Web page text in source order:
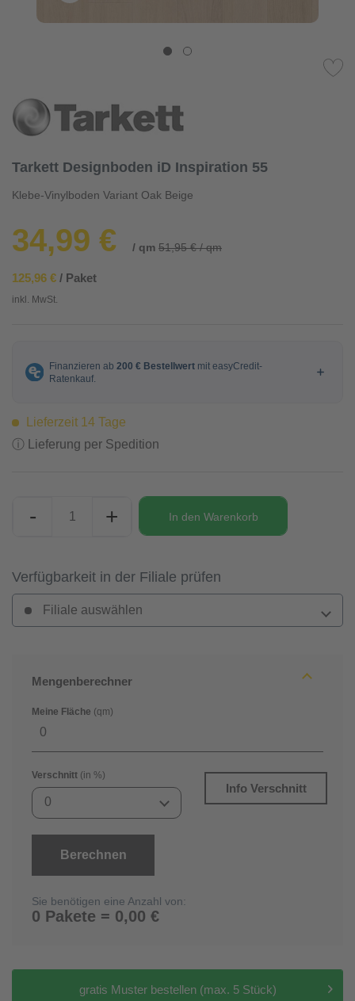
Tarkett Designboden iD Inspiration 55
Klebe-Vinylboden Variant Oak Beige
34,99 € / qm 51,95 € / qm
125,96 € / Paket
inkl. MwSt.
Lieferzeit 14 Tage
ⓘ Lieferung per Spedition
- + In den Warenkorb
Verfügbarkeit in der Filiale prüfen
Filiale auswählen
Mengenberechner
Meine Fläche (qm)
Verschnitt (in %)
0
Info Verschnitt
Berechnen
Sie benötigen eine Anzahl von:
0 Pakete = 0,00 €
gratis Muster bestellen (max. 5 Stück)